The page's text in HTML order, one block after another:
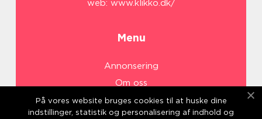
web: www.klikko.dk/
Menu
Annonsering
Om oss
Cookies
Kontakta oss
På vores website bruges cookies til at huske dine
indstillinger, statistik og personalisering af indhold og